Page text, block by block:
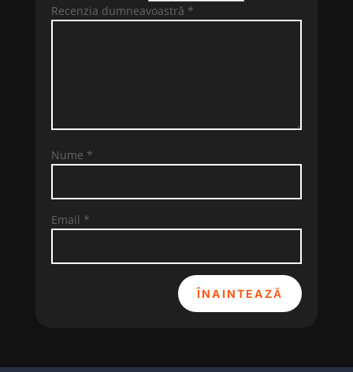
Recenzia dumneavoastră *
Nume *
Email *
ÎNAINTEAZĂ